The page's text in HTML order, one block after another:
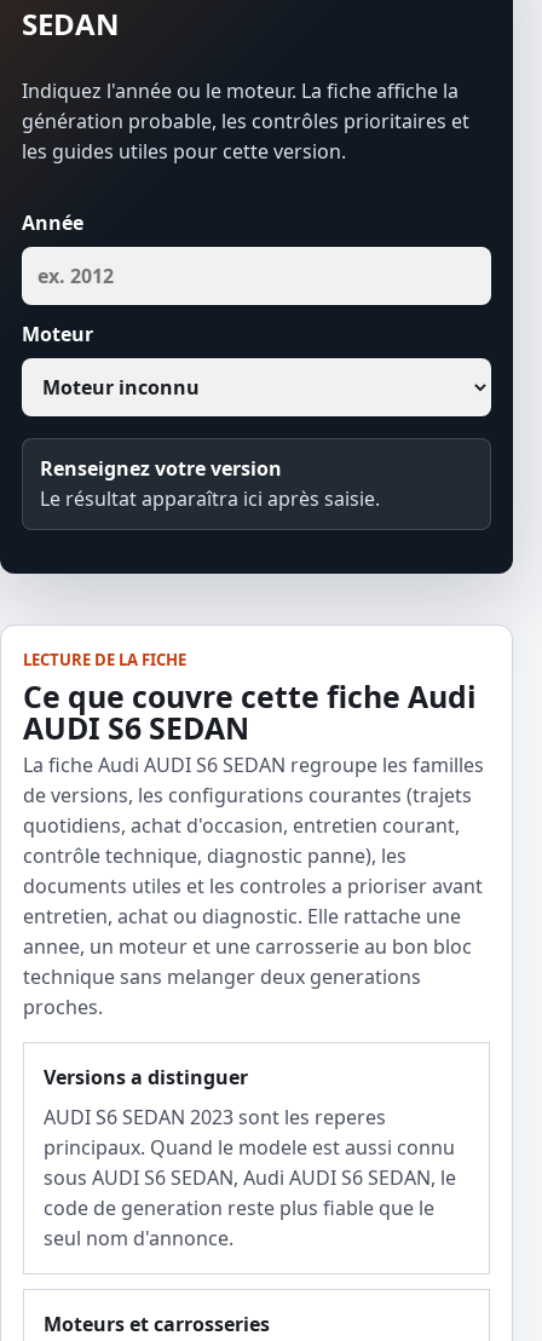
SEDAN
Indiquez l'année ou le moteur. La fiche affiche la
génération probable, les contrôles prioritaires et
les guides utiles pour cette version.
Année
Moteur
Renseignez votre version
Le résultat apparaîtra ici après saisie.
LECTURE DE LA FICHE
Ce que couvre cette fiche Audi
AUDI S6 SEDAN
La fiche Audi AUDI S6 SEDAN regroupe les familles
de versions, les configurations courantes (trajets
quotidiens, achat d'occasion, entretien courant,
contrôle technique, diagnostic panne), les
documents utiles et les controles a prioriser avant
entretien, achat ou diagnostic. Elle rattache une
annee, un moteur et une carrosserie au bon bloc
technique sans melanger deux generations
proches.
Versions a distinguer
AUDI S6 SEDAN 2023 sont les reperes
principaux. Quand le modele est aussi connu
sous AUDI S6 SEDAN, Audi AUDI S6 SEDAN, le
code de generation reste plus fiable que le
seul nom d'annonce.
Moteurs et carrosseries